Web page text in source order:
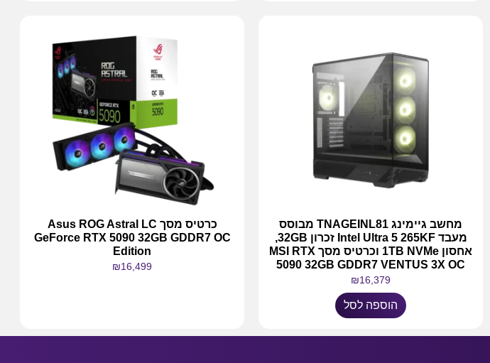
מחשב גיימינג TNAGEINL81 מבוסס
מעבד Intel Ultra 5 265KF זכרון 32GB,
אחסון 1TB NVMe וכרטיס מסך MSI RTX
5090 32GB GDDR7 VENTUS 3X OC
₪16,379
הוספה לסל
כרטיס מסך Asus ROG Astral LC
GeForce RTX 5090 32GB GDDR7 OC
Edition
₪16,499